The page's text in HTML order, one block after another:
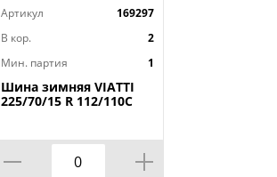
Артикул
169297
В кор.
2
Мин. партия
1
Шина зимняя VIATTI
225/70/15 R 112/110C